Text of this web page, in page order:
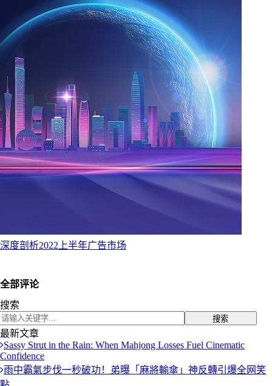
深度剖析2022上半年广告市场
全部评论
搜索
搜索
最新文章
Sassy Strut in the Rain: When Mahjong Losses Fuel Cinematic
Confidence
雨中霸氣步伐一秒破功！弟曝「麻將輸傘」神反轉引爆全网笑